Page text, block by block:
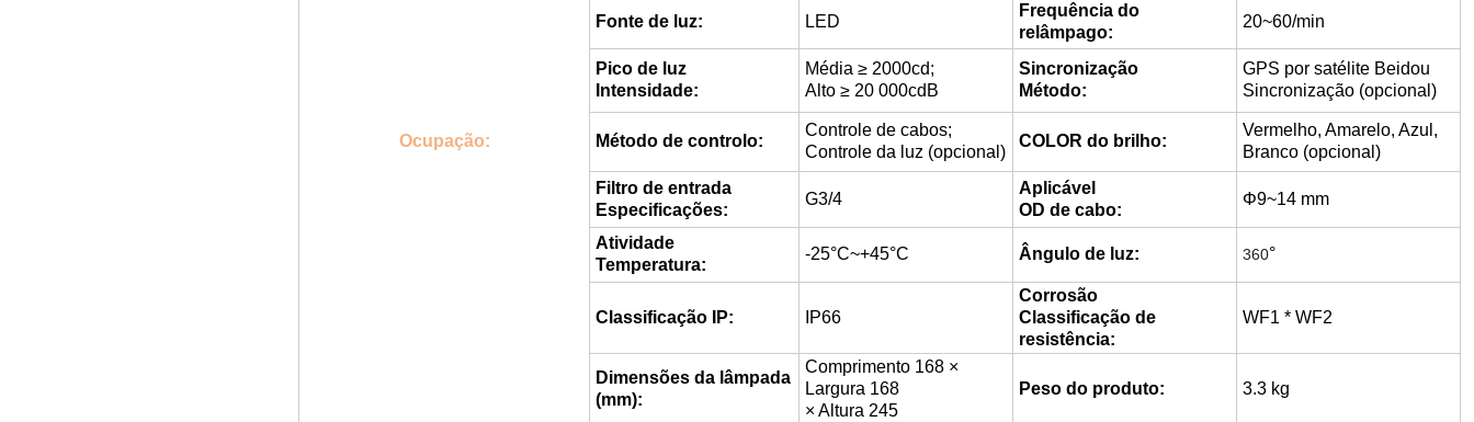
Ocupação:
Fonte de luz: LED
Frequência do
relâmpago:
20~60/min
Pico de luz
Intensidade:
Média ≥ 2000cd;
Alto ≥ 20 000cdB
Sincronização
Método:
GPS por satélite Beidou
Sincronização (opcional)
Método de controlo:
Controle de cabos;
Controle da luz (opcional)
COLOR do brilho:
Vermelho, Amarelo, Azul,
Branco (opcional)
Filtro de entrada
Especificações:
G3/4
Aplicável
OD de cabo:
Φ9~14 mm
Atividade
Temperatura:
-25°C~+45°C Ângulo de luz: 360°
Classificação IP: IP66
Corrosão
Classificação de
resistência:
WF1 * WF2
Dimensões da lâmpada
(mm):
Comprimento 168 ×
Largura 168
× Altura 245
Peso do produto: 3.3 kg